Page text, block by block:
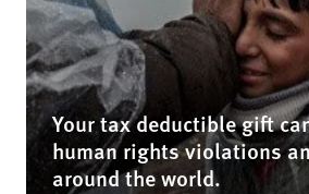
Your tax deductible gift
human rights violations
around the world.